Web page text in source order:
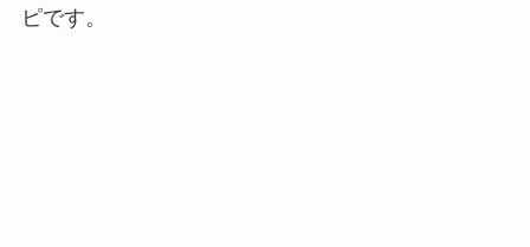
ピです。